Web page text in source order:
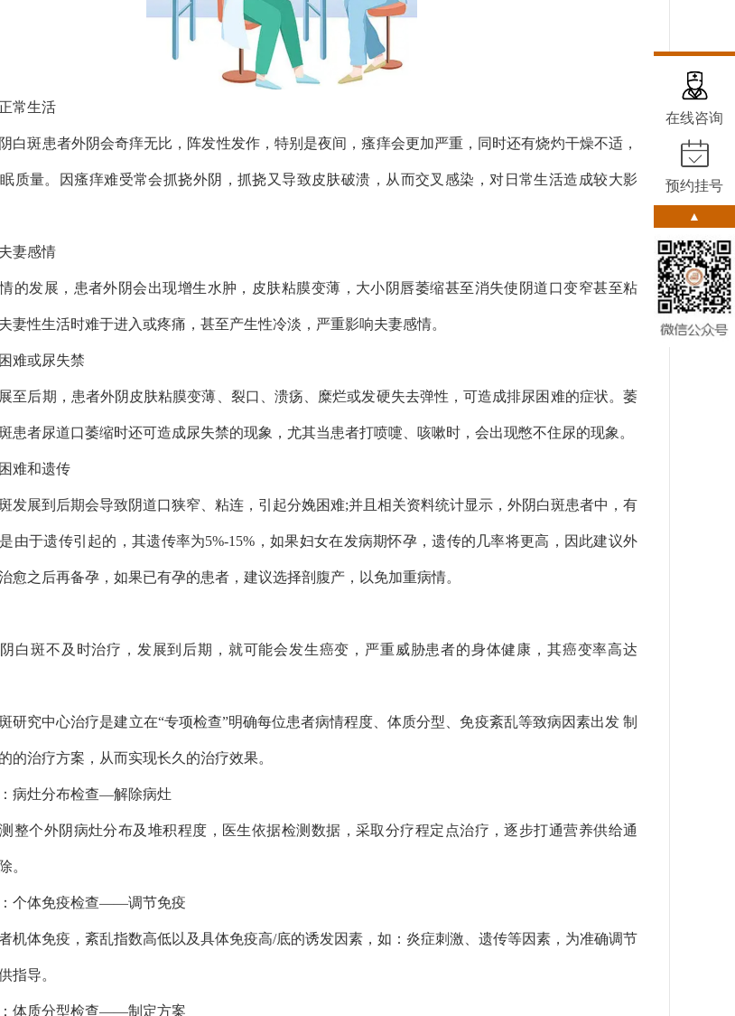
常生活
白斑患者外阴会奇痒无比，阵发性发作，特别是夜间，瘙痒会更加严重，同时还有烧灼干燥不适，
质量。因瘙痒难受常会抓挠外阴，抓挠又导致皮肤破溃，从而交叉感染，对日常生活造成较大影
妻感情
的发展，患者外阴会出现增生水肿，皮肤粘膜变薄，大小阴唇萎缩甚至消失使阴道口变窄甚至粘
妻性生活时难于进入或疼痛，甚至产生性冷淡，严重影响夫妻感情。
难或尿失禁
至后期，患者外阴皮肤粘膜变薄、裂口、溃疡、糜烂或发硬失去弹性，可造成排尿困难的症状。萎
患者尿道口萎缩时还可造成尿失禁的现象，尤其当患者打喷嚏、咳嗽时，会出现憋不住尿的现象。
难和遗传
发展到后期会导致阴道口狭窄、粘连，引起分娩困难;并且相关资料统计显示，外阴白斑患者中，有
由于遗传引起的，其遗传率为5%-15%，如果妇女在发病期怀孕，遗传的几率将更高，因此建议外
愈之后再备孕，如果已有孕的患者，建议选择剖腹产，以免加重病情。
白斑不及时治疗，发展到后期，就可能会发生癌变，严重威胁患者的身体健康，其癌变率高达
研究中心治疗是建立在“专项检查”明确每位患者病情程度、体质分型、免疫紊乱等致病因素出发 制
的治疗方案，从而实现长久的治疗效果。
病灶分布检查—解除病灶
整个外阴病灶分布及堆积程度，医生依据检测数据，采取分疗程定点治疗，逐步打通营养供给通
。
个体免疫检查——调节免疫
机体免疫，紊乱指数高低以及具体免疫高/底的诱发因素，如：炎症刺激、遗传等因素，为准确调节
指导。
体质分型检查——制定方案
在线咨询
预约挂号
▲